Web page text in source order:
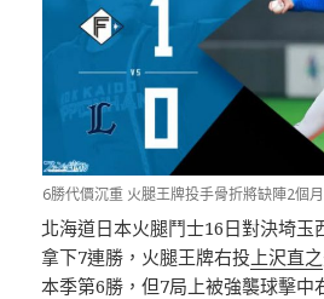
6勝代價沉重 火腿王牌投手骨折將缺陣2個月
北海道日本火腿鬥士16日對決埼玉
拿下7連勝，火腿王牌右投 上沢直之
本季第6勝，但7局上被強襲球擊中